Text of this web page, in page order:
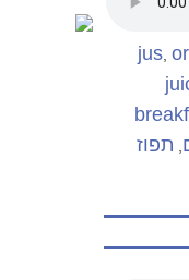
jus
תפוז